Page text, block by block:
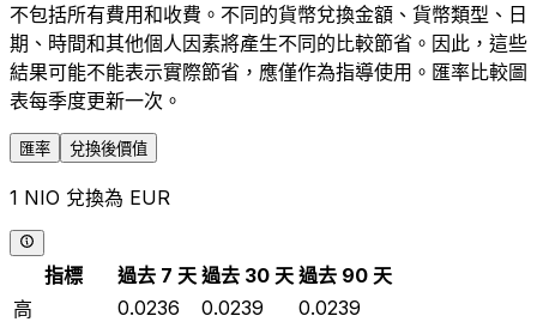
不包括所有費用和收費。不同的貨幣兌換金額、貨幣類型、日
期、時間和其他個人因素將產生不同的比較節省。因此，這些
結果可能不能表示實際節省，應僅作為指導使用。匯率比較圖
表每季度更新一次。
匯率 兌換後價值
1 NIO 兌換為 EUR
指標 過去 7 天 過去 30 天 過去 90 天
高
0.0236 0.0239
0.0239